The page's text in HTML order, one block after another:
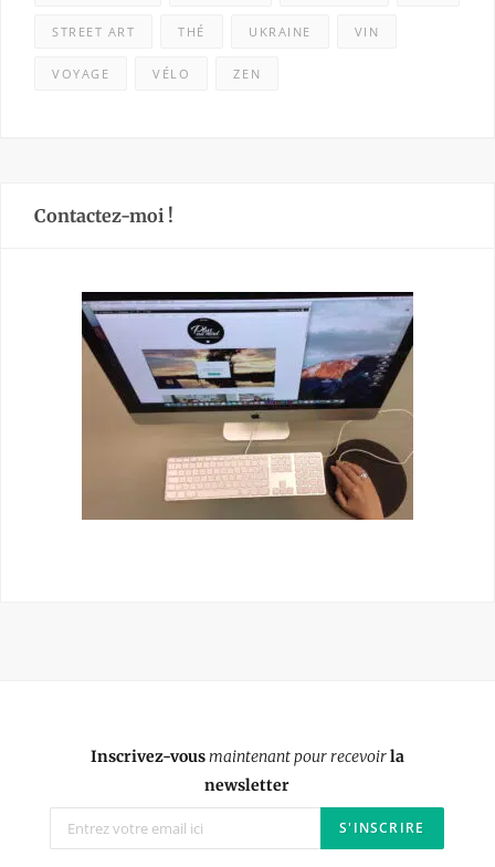
STREET ART THÉ UKRAINE VIN
VOYAGE VÉLO ZEN
Contactez-moi !
Inscrivez-vousmaintenant pour recevoirla
newsletter